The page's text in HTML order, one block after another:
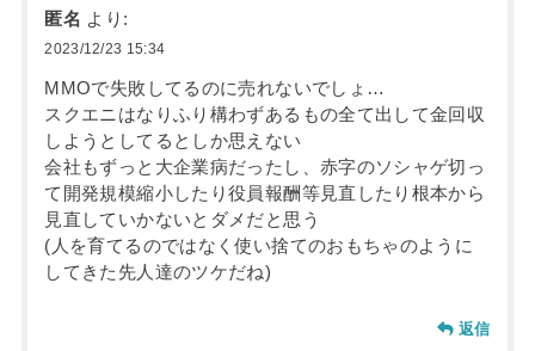
匿名 より:
2023/12/23 15:34
MMOで失敗してるのに売れないでしょ…
スクエニはなりふり構わずあるもの全て出して金回収
しようとしてるとしか思えない
会社もずっと大企業病だったし、赤字のソシャゲ切っ
て開発規模縮小したり役員報酬等見直したり根本から
見直していかないとダメだと思う
(人を育てるのではなく使い捨てのおもちゃのように
してきた先人達のツケだね)
返信